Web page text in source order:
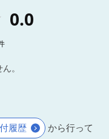
0.0
。
履歴
から行って